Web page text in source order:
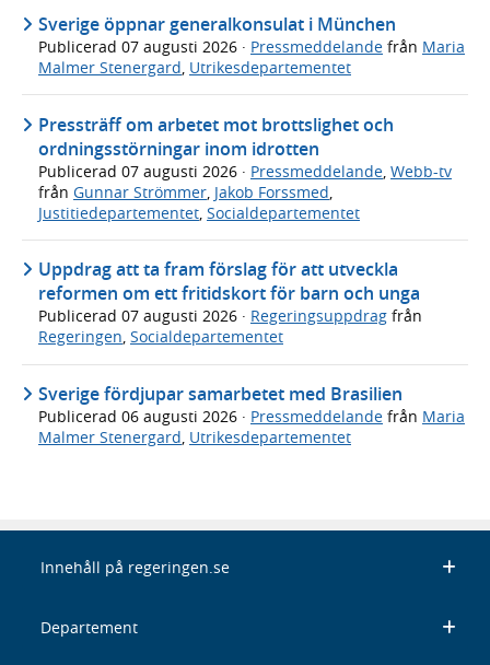
Sverige öppnar generalkonsulat i München
Publicerad 07 augusti 2026 · Pressmeddelande från Maria
Malmer Stenergard, Utrikesdepartementet
Pressträff om arbetet mot brottslighet och
ordningsstörningar inom idrotten
Publicerad 07 augusti 2026 · Pressmeddelande Webb-tv
från Gunnar Strömmer Jakob Forssmed
Justitiedepartementet Socialdepartementet
Uppdrag att ta fram förslag för att utveckla
reformen om ett fritidskort för barn och unga
Publicerad 07 augusti 2026 · Regeringsuppdrag från
Regeringen, Socialdepartementet
Sverige fördjupar samarbetet med Brasilien
Publicerad 06 augusti 2026 · Pressmeddelande från Maria
Malmer Stenergard, Utrikesdepartementet
Innehåll på regeringen.se
Departement